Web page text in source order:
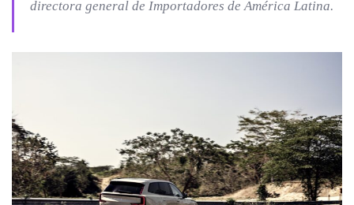
directora general de Importadores de América Latina.